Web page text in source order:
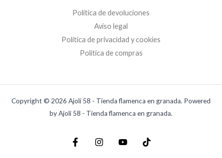
Política de devoluciones
Aviso legal
Politica de privacidad y cookies
Politica de compras
Copyright © 2026 Ajoli 58 - Tienda flamenca en granada. Powered
by Ajoli 58 - Tienda flamenca en granada.